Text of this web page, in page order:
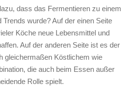
dass das Fermentieren zu einem
wurde? Auf der einen Seite
Köche neue Lebensmittel und
Auf der anderen Seite ist es der
gleichermaßen Köstlichem wie
die auch beim Essen außer
Rolle spielt.